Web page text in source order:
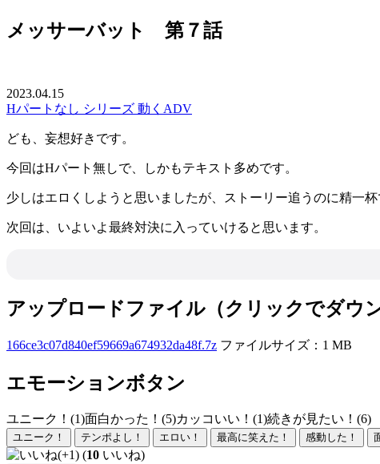
メッサーバット 第７話
2023.04.15
Hパートなし シリーズ 動くADV
ども、妄想好きです。
今回はHパート無しで、しかもテキスト多めです。
少しはエロくしようと思いましたが、ストーリー追うのに精一杯
次回は、いよいよ最終対決に入っていけると思います。
アップロードファイル（クリックでダウ
166ce3c07d840ef59669a674932da48f.7z ファイルサイズ：1 MB
エモーションボタン
ユニーク！(1)面白かった！(5)カッコいい！(1)続きが見たい！(6)
ユニーク！ テンポよし！ エロい！ 最高に笑えた！ 感動した！
(10 いいね)